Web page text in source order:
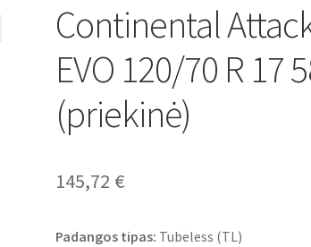
Continental
EVO 120/70 R 17
(priekinė)
145,72 €
Padangos tipas: Tubeless (TL)